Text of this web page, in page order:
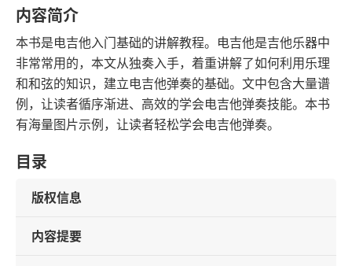
内容简介
本书是电吉他入门基础的讲解教程。电吉他是吉他乐器中
非常常用的，本文从独奏入手，着重讲解了如何利用乐理
和和弦的知识，建立电吉他弹奏的基础。文中包含大量谱
例，让读者循序渐进、高效的学会电吉他弹奏技能。本书
有海量图片示例，让读者轻松学会电吉他弹奏。
目录
版权信息
内容提要